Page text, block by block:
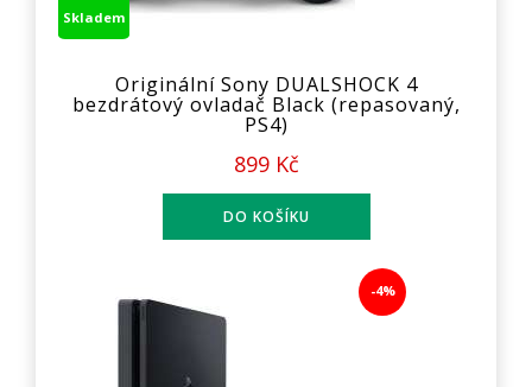
Skladem
Originální Sony DUALSHOCK 4
bezdrátový ovladač Black (repasovaný,
PS4)
899 Kč
-4%